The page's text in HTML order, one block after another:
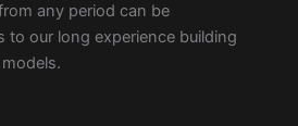
any period can be
to our long experience building